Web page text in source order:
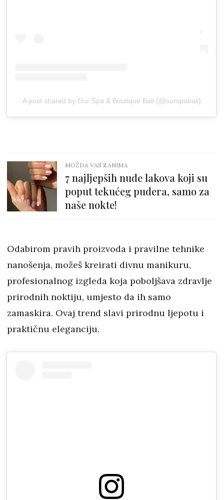
A post shared by Our Spa & Boutique Bali (@ourspabali)
MOŽDA VAS ZANIMA
7 najljepših nude lakova koji su
poput tekućeg pudera, samo za
naše nokte!
Odabirom pravih proizvoda i pravilne tehnike
nanošenja, možeš kreirati divnu manikuru,
profesionalnog izgleda koja poboljšava zdravlje
prirodnih noktiju, umjesto da ih samo
zamaskira. Ovaj trend slavi prirodnu ljepotu i
praktičnu eleganciju.